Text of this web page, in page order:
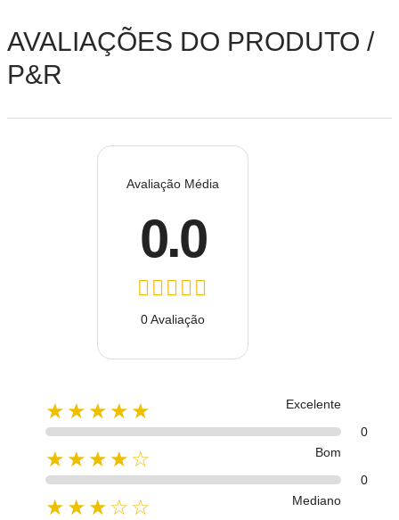
AVALIAÇÕES DO PRODUTO /
P&R
Avaliação Média
0.0
0 Avaliação
★★★★★
Excelente
0
★★★★☆
Bom
0
★★★☆☆
Mediano